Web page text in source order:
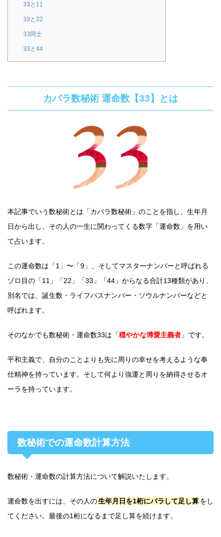
33と11
33と22
33同士
33と44
カバラ数秘術 運命数【33】とは
本記事でいう数秘術とは「カバラ数秘術」のことを指し、生年月
日から出し、その人の一生に関わってくる数字「運命数」を用い
て占います。
この運命数は「1」〜「9」、そしてマスターナンバーと呼ばれる
ゾロ目の「11」「22」「33」「44」からなる合計13種類があり、
別名では、誕生数・ライフパスナンバー・ソウルナンバーなどと
呼ばれます。
そのなかでも数秘術・運命数33は「穏やかな博愛主義者 」です。
平和主義で、自分のことよりも先に周りの幸せを考えるような奉
仕精神を持っています。そして何より強運と周りを納得させるオ
ーラを持っています。
数秘術での運命数計算方法
数秘術・運命数の計算方法について解説いたします。
運命数を出すには、その人の生年月日を1桁にバラして足し算をし
てください。最後の1桁になるまで足し算を続けます。